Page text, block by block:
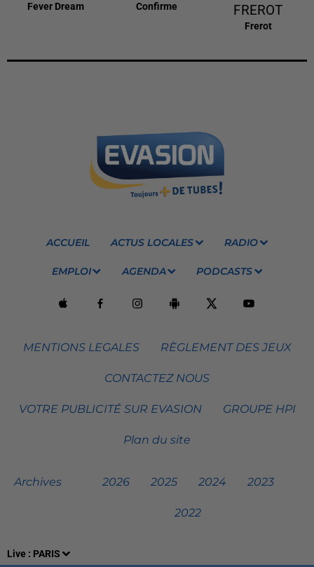
Live : PARIS
Fever Dream Confirme
FREROT
Frerot
ACCUEIL ACTUS LOCALES RADIO
EMPLOI AGENDA PODCASTS
MENTIONS LEGALES RÈGLEMENT DES JEUX
CONTACTEZ NOUS
VOTRE PUBLICITÉ SUR EVASION GROUPE HPI
Plan du site
Archives 2026 2025 2024 2023
2022